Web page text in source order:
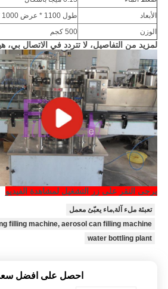
الأبعاد
طول 1100 * عرض 1000 * ارتفاع 1800 ملم
الوزن
500 كجم
لمزيد من التفاصيل، لا تتردد في الاتصال بي،
يرجى النقر على زر التشغيل لمشاهدة الفيديو
تعبئة ملء آلة,ماء يعبّئ معمل
filling machine, aerosol can filling machine
water bottling plant
احصل على افضل